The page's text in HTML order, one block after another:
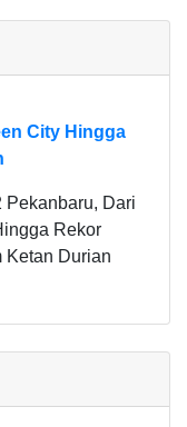
City Hingga
Pekanbaru, Dari
Rekor
Ketan Durian